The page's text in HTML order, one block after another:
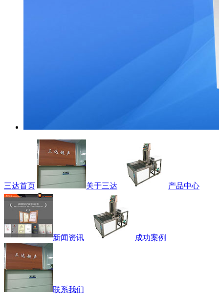
三达首页 关于三达 产品中心
新闻资讯 成功案例
联系我们